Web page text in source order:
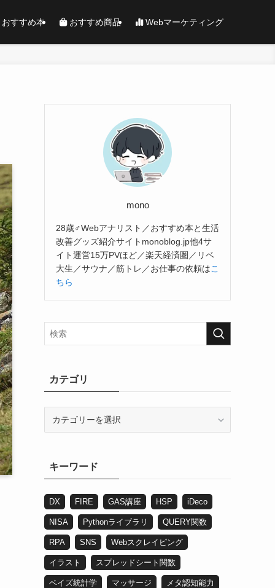
おすすめ本 おすすめ商品 Webマーケティング
mono
28歳♂Webアナリスト／おすすめ本と生活
改善グッズ紹介サイトmonoblog.jp他4サ
イト運営15万PVほど／楽天経済圏／リベ
大生／サウナ／筋トレ／お仕事の依頼はこ
ちら
カテゴリ
キーワード
DX FIRE GAS講座 HSP iDeco
NISA Pythonライブラリ QUERY関数
RPA SNS Webスクレイピング
イラスト スプレッドシート関数
ベイズ統計学 マッサージ メタ認知能力